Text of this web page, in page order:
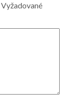
Vyžadované